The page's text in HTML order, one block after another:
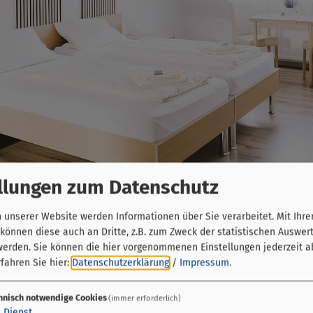
oder längere Zeit – unsere Einzel- und
schätzen die familiäre Atmosphäre und kehren
in Hochheim am Main. Unser
zum Datenschutz
unserer Website werden Informationen über Sie verarbeitet. Mit
diese auch an Dritte, z.B. zum Zweck der statistischen
Sie können die hier vorgenommenen Einstellungen jederzeit
Sie hier: Datenschutzerklärung / Impressum.
notwendige Cookies(immer erforderlich)